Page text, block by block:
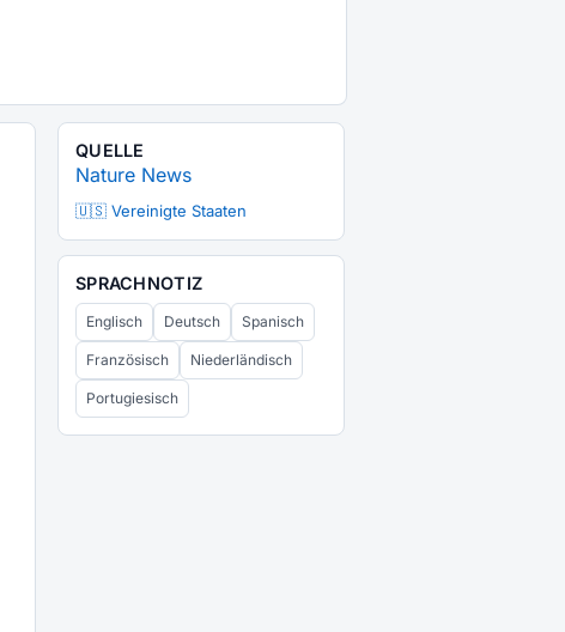
QUELLE
Nature News
🇺🇸 Vereinigte Staaten
SPRACHNOTIZ
Englisch Deutsch Spanisch
Französisch Niederländisch
Portugiesisch